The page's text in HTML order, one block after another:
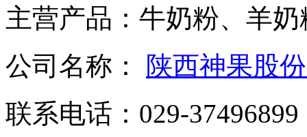
主营产品： 牛奶粉、羊
公司名称： 陕西神果股
联系电话： 029-37496899